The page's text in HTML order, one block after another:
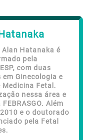
Alan Hatanaka é
pela
com duas
em Ginecologia e
Fetal.
nessa área e
Além
e o doutorado
pela Fetal